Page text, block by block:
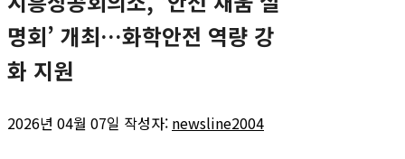
명회’ 개최…화학안전 역량 강
화 지원
2026년 04월 07일 작성자: newsline2004